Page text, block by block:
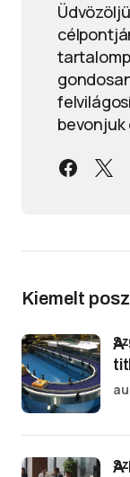
bevonjuk
Kiemelt
A
A